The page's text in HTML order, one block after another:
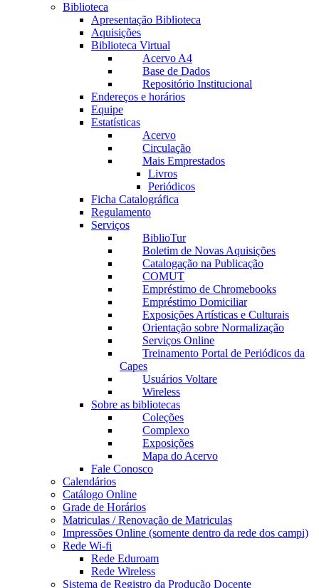
Biblioteca
Apresentação Biblioteca
Aquisições
Biblioteca Virtual
Acervo A4
Base de Dados
Repositório Institucional
Endereços e horários
Equipe
Estatísticas
Acervo
Circulação
Mais Emprestados
Livros
Periódicos
Ficha Catalográfica
Regulamento
Serviços
BiblioTur
Boletim de Novas Aquisições
Catalogação na Publicação
COMUT
Empréstimo de Chromebooks
Empréstimo Domiciliar
Exposições Artísticas e Culturais
Orientação sobre Normalização
Serviços Online
Treinamento Portal de Periódicos da
Capes
Usuários Voltare
Wireless
Sobre as bibliotecas
Coleções
Complexo
Exposições
Mapa do Acervo
Fale Conosco
Calendários
Catálogo Online
Grade de Horários
Matriculas / Renovação de Matriculas
Impressões Online (somente dentro da rede dos campi)
Rede Wi-fi
Rede Eduroam
Rede Wireless
Sistema de Registro da Produção Docente